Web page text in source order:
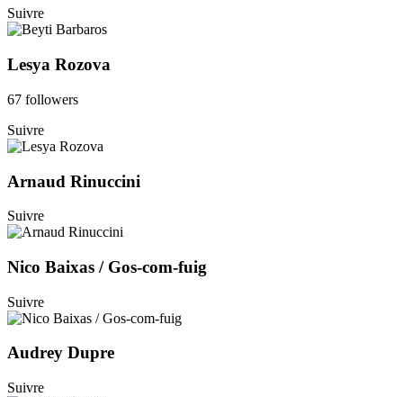
Suivre
Lesya Rozova
67 followers
Suivre
Arnaud Rinuccini
Suivre
Nico Baixas / Gos-com-fuig
Suivre
Audrey Dupre
Suivre